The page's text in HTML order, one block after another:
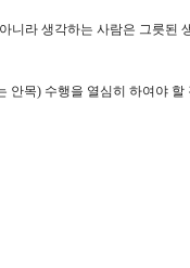
니라 생각하는 사람은 그릇된
안목) 수행을 열심히 하여야 할